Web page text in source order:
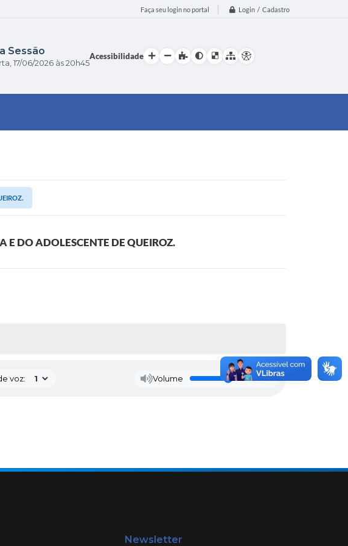
Faça seu login no portal Login / Cadastro
Sessão
17/06/2026 20h45
Acessibilidade
E DO ADOLESCENTE DE QUEIROZ.
voz: Volume
Newsletter